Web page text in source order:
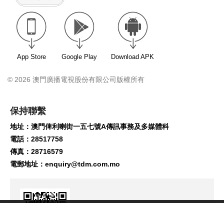
App Store Google Play Download APK
© 2026 澳門廣播電視股份有限公司版權所有
保持聯繫
地址：澳門俾利喇街一五七號A傳訊事務及多媒體科
電話：28517758
傳真：28716579
電郵地址： enquiry@tdm.com.mo